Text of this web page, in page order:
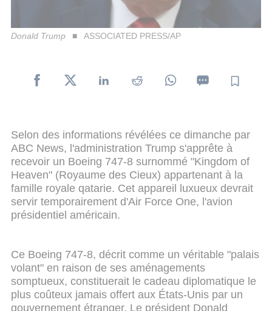
Donald Trump ASSOCIATED PRESS/AP
Selon des informations révélées ce dimanche par
ABC News, l'administration Trump s'apprête à
recevoir un Boeing 747-8 surnommé "Kingdom of
Heaven" (Royaume des Cieux) appartenant à la
famille royale qatarie. Cet appareil luxueux devrait
servir temporairement d'Air Force One, l'avion
présidentiel américain.
Ce Boeing 747-8, décrit comme un véritable "palais
volant" en raison de ses aménagements
somptueux, constituerait le cadeau diplomatique le
plus coûteux jamais offert aux États-Unis par un
gouvernement étranger. Le président Donald